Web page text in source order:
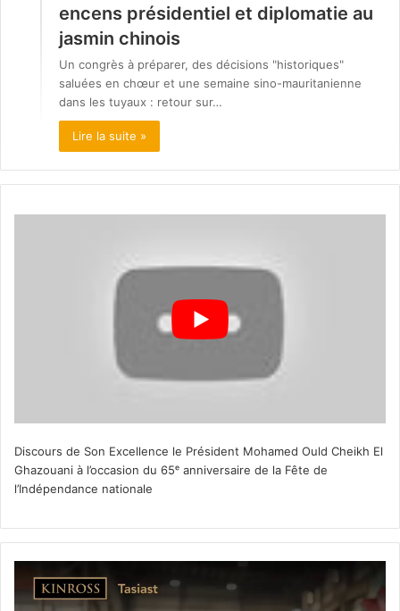
encens présidentiel et diplomatie au
jasmin chinois
Un congrès à préparer, des décisions "historiques"
saluées en chœur et une semaine sino-mauritanienne
dans les tuyaux : retour sur…
Lire la suite »
Discours de Son Excellence le Président Mohamed Ould Cheikh El
Ghazouani à l’occasion du 65ᵉ anniversaire de la Fête de
l’Indépendance nationale